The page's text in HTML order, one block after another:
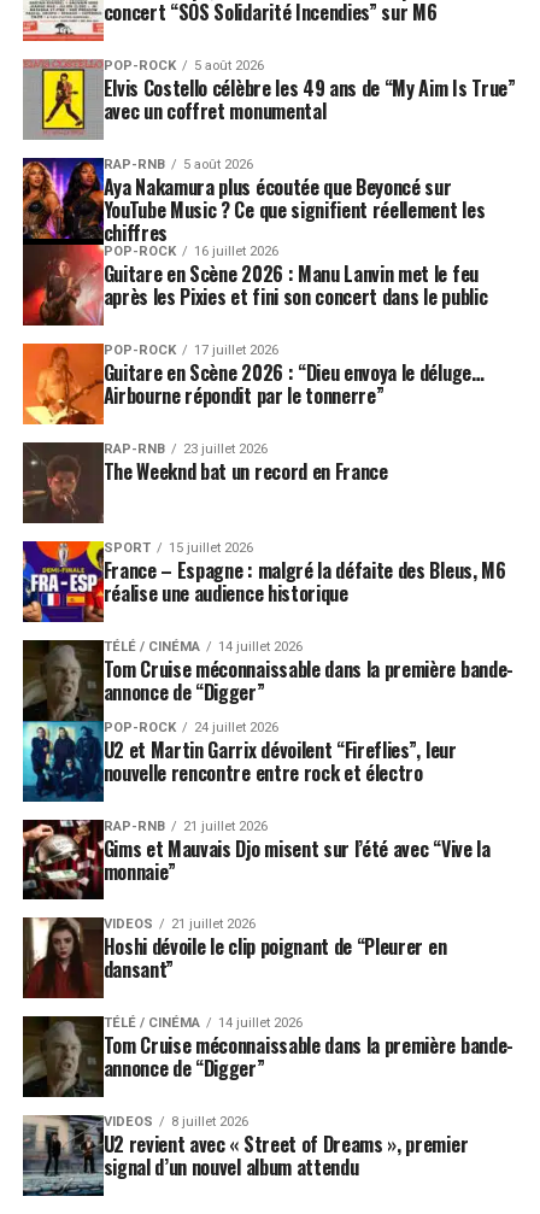
concert “SOS Solidarité Incendies” sur M6
POP-ROCK 5 août 2026
Elvis Costello célèbre les 49 ans de “My Aim Is True”
avec un coffret monumental
RAP-RNB 5 août 2026
Aya Nakamura plus écoutée que Beyoncé sur
YouTube Music ? Ce que signifient réellement les
chiffres
POP-ROCK 16 juillet 2026
Guitare en Scène 2026 : Manu Lanvin met le feu
après les Pixies et fini son concert dans le public
POP-ROCK 17 juillet 2026
Guitare en Scène 2026 : “Dieu envoya le déluge…
Airbourne répondit par le tonnerre”
RAP-RNB 23 juillet 2026
The Weeknd bat un record en France
SPORT 15 juillet 2026
France – Espagne : malgré la défaite des Bleus, M6
réalise une audience historique
TÉLÉ / CINÉMA 14 juillet 2026
Tom Cruise méconnaissable dans la première bande-
annonce de “Digger”
POP-ROCK 24 juillet 2026
U2 et Martin Garrix dévoilent “Fireflies”, leur
nouvelle rencontre entre rock et électro
RAP-RNB 21 juillet 2026
Gims et Mauvais Djo misent sur l’été avec “Vive la
monnaie”
VIDEOS 21 juillet 2026
Hoshi dévoile le clip poignant de “Pleurer en
dansant”
TÉLÉ / CINÉMA 14 juillet 2026
Tom Cruise méconnaissable dans la première bande-
annonce de “Digger”
VIDEOS 8 juillet 2026
U2 revient avec « Street of Dreams », premier
signal d’un nouvel album attendu